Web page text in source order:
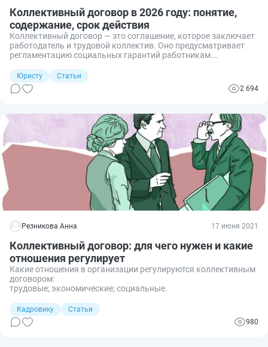
Коллективный договор в 2026 году: понятие,
содержание, срок действия
Коллективный договор — это соглашение, которое заключает
работодатель и трудовой коллектив. Оно предусматривает
регламентацию социальных гарантий работникам.
обязательно, что в него включить и с кем подписывать.
Юристу
Статьи
2 694
Резникова Анна 17 июня 2021
Коллективный договор: для чего нужен и какие
отношения регулирует
Какие отношения в организации регулируются коллективным
договором:
трудовые; экономические; социальные.
Кадровику
Статьи
980